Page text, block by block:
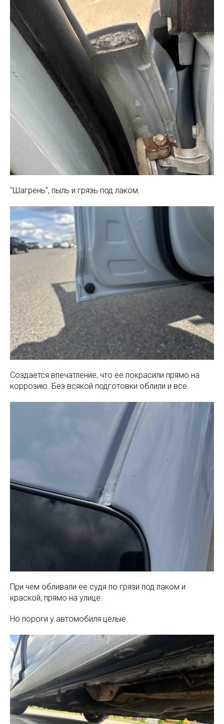
"Шагрень", пыль и грязь под лаком.
Создается впечатление, что ее покрасили прямо на
коррозию. Без всякой подготовки облили и все.
При чем обливали ее судя по грязи под лаком и
краской, прямо на улице.
Но пороги у автомобиля целые.